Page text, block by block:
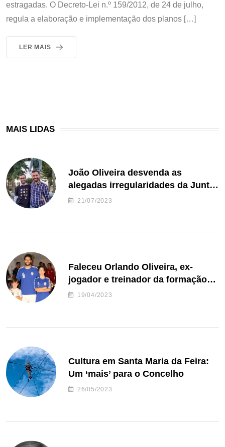
estragadas. O Decreto-Lei n.º 159/2012, de 24 de julho,
regula a elaboração e implementação dos planos […]
LER MAIS
MAIS LIDAS
João Oliveira desvenda as
alegadas irregularidades da Junta
de Freguesia S. João de Ver
21/07/2023
Faleceu Orlando Oliveira, ex-
jogador e treinador da formação
de andebol do Feirense
19/04/2023
Cultura em Santa Maria da Feira:
Um ‘mais’ para o Concelho
26/05/2023